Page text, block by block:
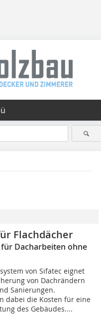
Flachdächer
Dacharbeiten ohne
von Sifatec eignet
von Dachrändern
Sanierungen.
dabei die Kosten für eine
des Gebäudes....